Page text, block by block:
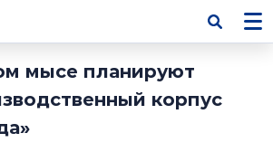
мысе планируют
корпус